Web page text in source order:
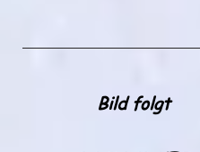
Bild folgt